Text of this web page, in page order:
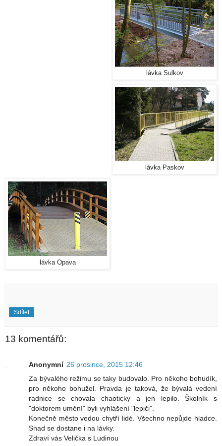
lávka Sulkov
lávka Paskov
lávka Opava
Sdílet
13 komentářů:
Anonymní 26 prosince, 2015 12:46
Za bývalého režimu se taky budovalo. Pro někoho bohudík,
pro někoho bohužel. Pravda je taková, že bývalá vedení
radnice se chovala chaoticky a jen lepilo. Školník s
"doktorem umění" byli vyhlášení "lepiči".
Konečně město vedou chytří lidé. Všechno nepůjde hladce.
Snad se dostane i na lávky.
Zdraví vás Velička s Ludinou